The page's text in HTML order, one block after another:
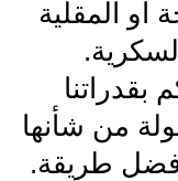
أو المقلية
من شأنها
طريقة.